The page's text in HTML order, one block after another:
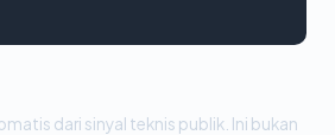
dari sinyal teknis publik. Ini bukan